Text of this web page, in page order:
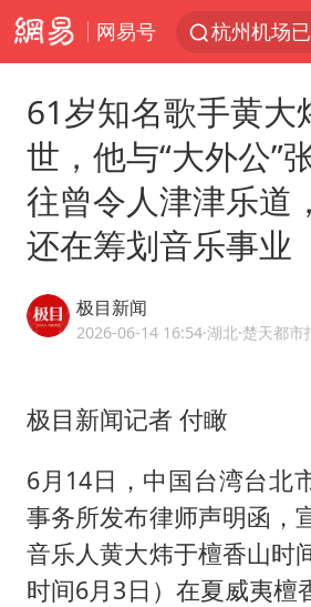
网易号
《披荆斩
中国第1高
上海有出
2025年小
《龙餐馆
61岁知名歌手黄大
世，他与“大外公”
往曾令人津津乐道
还在筹划音乐事业
极目新闻
2026-06-14 16:54·湖北
极目新闻记者 付瞰
6月14日，中国台湾台北
事务所发布律师声明函，
音乐人黄大炜于檀香山时
时间6月3日）在夏威夷檀